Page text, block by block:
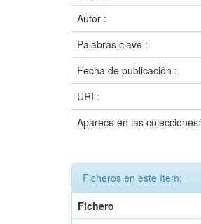
Autor :
Palabras clave :
Fecha de publicación :
URI :
Aparece en las colecciones:
Ficheros en este ítem:
Fichero